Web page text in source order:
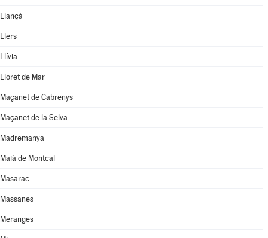
Llançà
Llers
Llívia
Lloret de Mar
Maçanet de Cabrenys
Maçanet de la Selva
Madremanya
Maià de Montcal
Masarac
Massanes
Meranges